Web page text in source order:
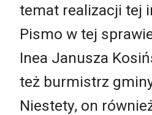
temat realizacji tej
Pismo w tej
Inea Janusza
też burmistrz
Niestety, on